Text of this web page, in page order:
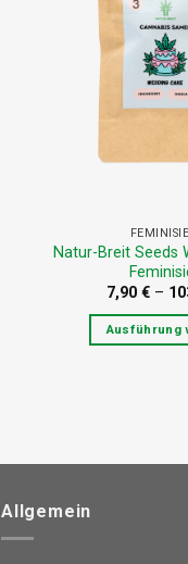
auf
Natur-Breit Seeds
7,90 €–
Ausführung
Allgemein